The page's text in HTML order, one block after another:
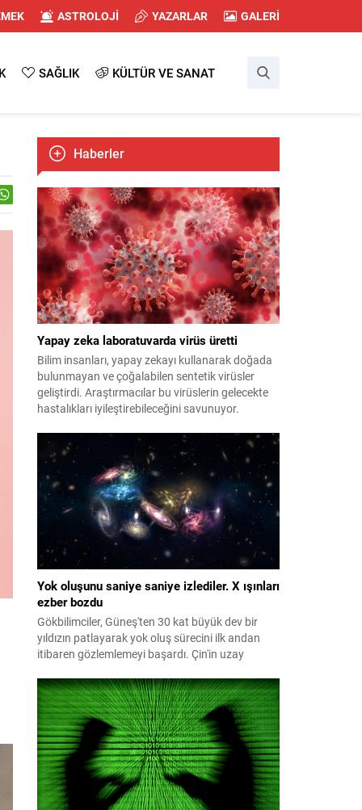
ASTROLOJİ YAZARLAR GALERİ
SAĞLIK KÜLTÜR VE SANAT
Haberler
Yapay zeka laboratuvarda virüs üretti
Bilim insanları, yapay zekayı kullanarak doğada
bulunmayan ve çoğalabilen sentetik virüsler
geliştirdi. Araştırmacılar bu virüslerin gelecekte
hastalıkları iyileştirebileceğini savunuyor.
Yok oluşunu saniye saniye izlediler. X ışınları
ezber bozdu
Gökbilimciler, Güneş'ten 30 kat büyük dev bir
yıldızın patlayarak yok oluş sürecini ilk andan
itibaren gözlemlemeyi başardı. Çin'in uzay
ardından dünya genelindeki çok sayıda teleskop
patlamayı aylarca takip etti. İncelemeler, dev
yıldızların daha önce bilinmeyen yollarla da
patlayabildiğini ortaya koydu.